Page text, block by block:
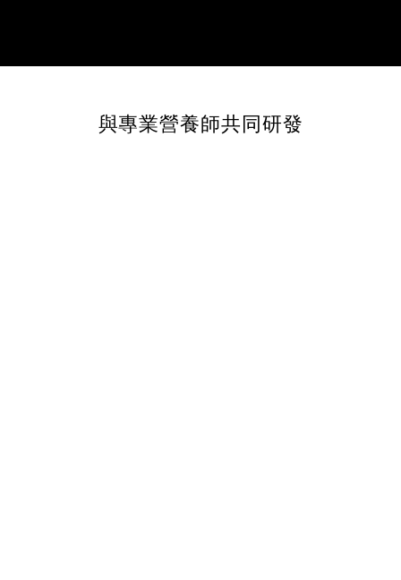
與專業營養師共同研發